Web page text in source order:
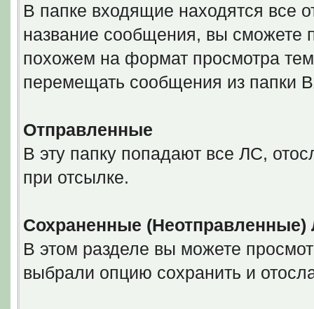
В папке входящие находятся все
название сообщения, вы сможете
похожем на формат просмотра
перемещать сообщения из папки
Отправленные
В эту папку попадают все ЛС,
при отсылке.
Сохраненные (Неотправленные)
В этом разделе вы можете
выбрали опцию сохранить и